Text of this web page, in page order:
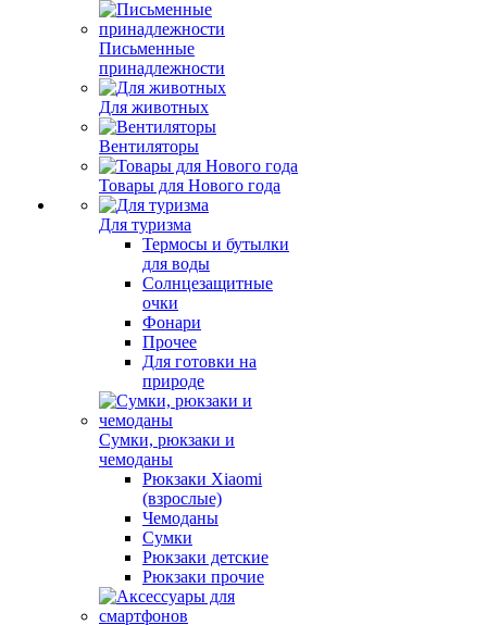
Письменные
принадлежности
Для животных
Вентиляторы
Товары для Нового года
Для туризма
Термосы и бутылки
для воды
Солнцезащитные
очки
Фонари
Прочее
Для готовки на
природе
Сумки, рюкзаки и
чемоданы
Рюкзаки Xiaomi
(взрослые)
Чемоданы
Сумки
Рюкзаки детские
Рюкзаки прочие